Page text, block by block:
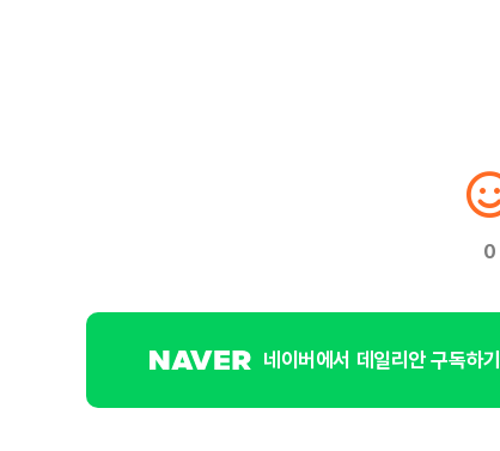
0
네이버에서 데일리안 구독하기